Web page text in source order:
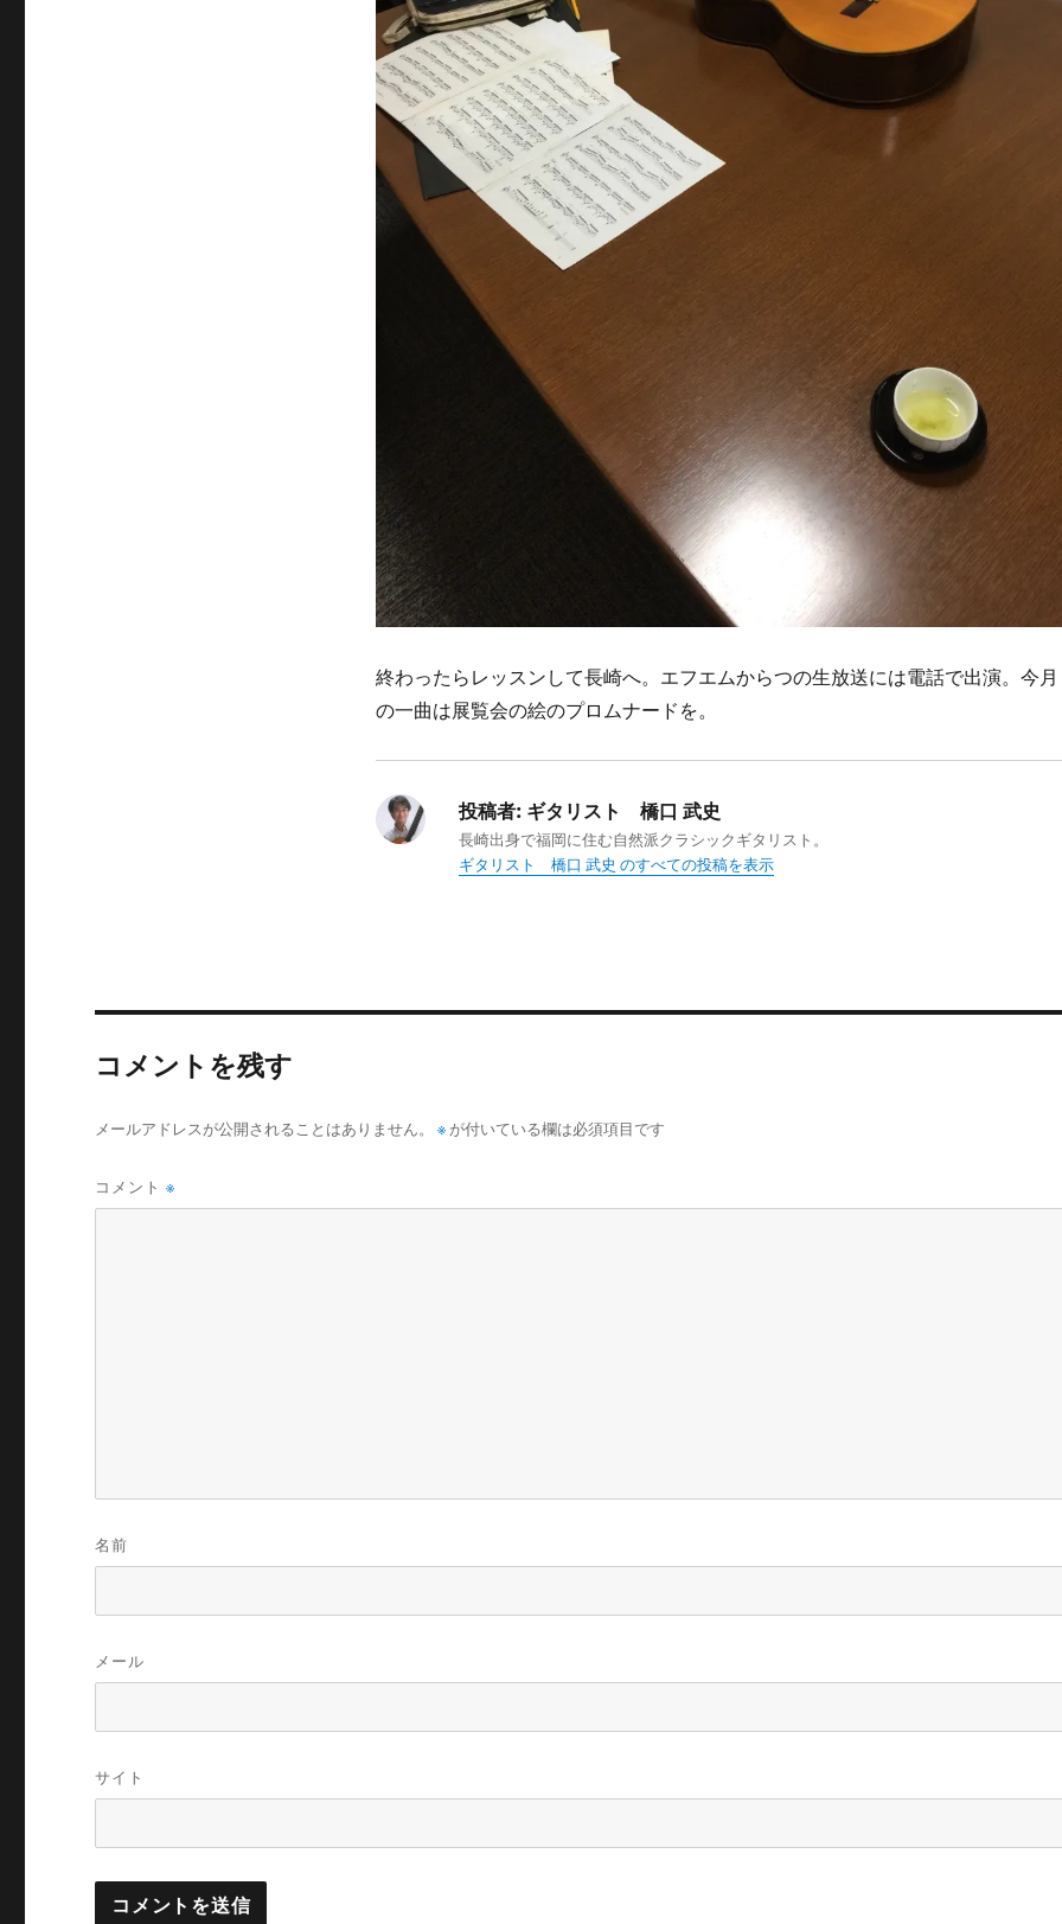
終わったらレッスンして長崎へ。エフエムからつの生放送には電話で出演。今月
の一曲は展覧会の絵のプロムナードを。
投稿者:ギタリスト 橋口 武史
長崎出身で福岡に住む自然派クラシックギタリスト。
ギタリスト 橋口 武史 のすべての投稿を表示
コメントを残す
メールアドレスが公開されることはありません。 ※ が付いている欄は必須項目です
コメント※
名前
メール
サイト